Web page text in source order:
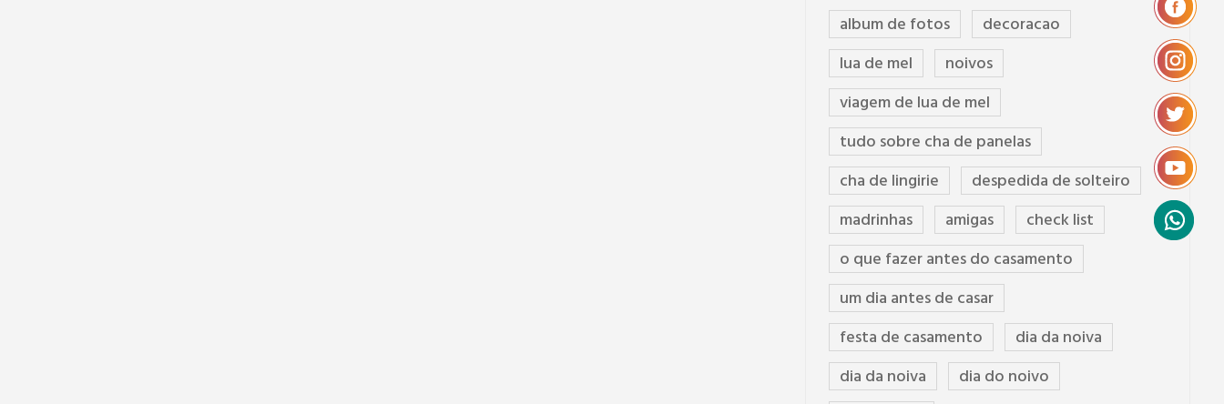
album de fotos
decoracao
lua de mel
noivos
viagem de lua de mel
tudo sobre cha de panelas
cha de lingirie
despedida de solteiro
madrinhas
amigas
check list
o que fazer antes do casamento
um dia antes de casar
festa de casamento
dia da noiva
dia da noiva
dia do noivo